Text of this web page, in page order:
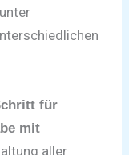
für
mit
aller